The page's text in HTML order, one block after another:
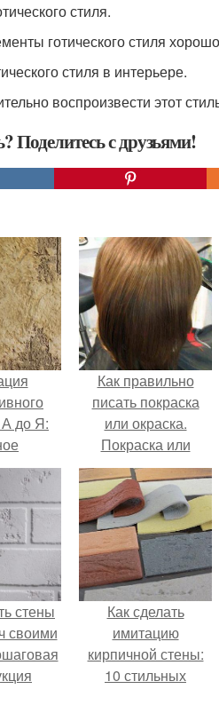
стиля.
готического стиля
стиля в интерьере.
воспроизвести этот
Поделитесь с друзьями!
А до Я:
Как правильно
писать покраска
или окраска.
Покраска или
окраска, как
правильно
стены
своими
Как сделать
имитацию
кирпичной стены:
10 стильных